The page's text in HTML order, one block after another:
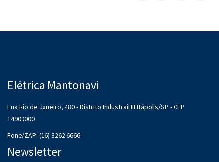
Elétrica Mantonavi
Eua Rio de Janeiro, 480 - Distrito Industrail III Itápolis/SP - CEP
14900000
Fone/ZAP: (16) 3262 6666.
Newsletter